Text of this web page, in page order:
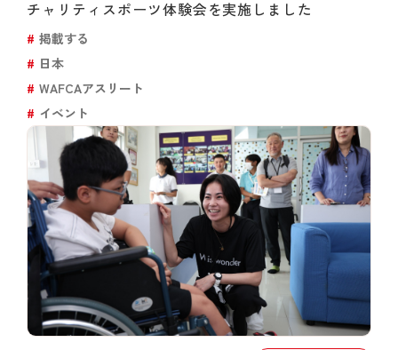
チャリティスポーツ体験会を実施しました
掲載する
日本
WAFCAアスリート
イベント